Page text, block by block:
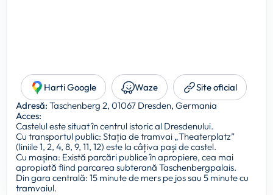
Harti Google Waze
Site oficial
Adresă: Taschenberg 2, 01067 Dresden, Germania
Acces:
Castelul este situat în centrul istoric al Dresdenului.
Cu transportul public: Stația de tramvai „Theaterplatz”
(liniile 1, 2, 4, 8, 9, 11, 12) este la câțiva pași de castel.
Cu mașina: Există parcări publice în apropiere, cea mai
apropiată fiind parcarea subterană Taschenbergpalais.
Din gara centrală: 15 minute de mers pe jos sau 5 minute cu
tramvaiul.